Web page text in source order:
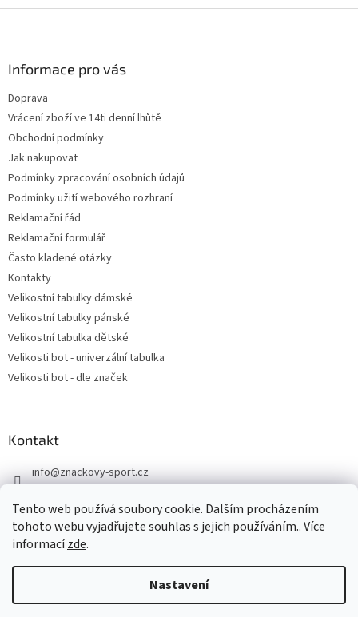
Tento web používá soubory cookie. Dalším procházením
tohoto webu vyjadřujete souhlas s jejich používáním.. Více
informacízde.
Nastavení
Informace pro vás
Doprava
Vrácení zboží ve 14ti denní lhůtě
Obchodní podmínky
Jak nakupovat
Podmínky zpracování osobních údajů
Podmínky užití webového rozhraní
Reklamační řád
Reklamační formulář
Často kladené otázky
Kontakty
Velikostní tabulky dámské
Velikostní tabulky pánské
Velikostní tabulka dětské
Velikosti bot - univerzální tabulka
Velikosti bot - dle značek
Kontakt
info@znackovy-sport.cz
Vytvořil Shoptet